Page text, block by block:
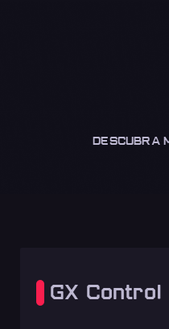
DESCUBRA
GX Control